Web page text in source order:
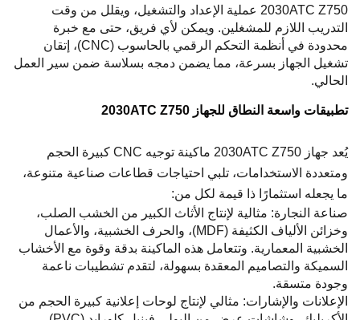
2030ATC Z750 عملية الإعداد والتشغيل، ويقلل من وقت
التدريب اللازم للمشغلين. ويمكن لأي فريق، حتى مع خبرة
محدودة في أنظمة التحكم الرقمي بالحاسوب (CNC)، إتقان
تشغيل الجهاز بسرعة، مما يضمن دمجه بسلاسة ضمن سير العمل
الحالي.
تطبيقات واسعة النطاق للجهاز 2030ATC Z750
يُعد جهاز 2030ATC Z750 ماكينة توجيه CNC كبيرة الحجم
ومتعددة الاستخدامات، تلبي احتياجات قطاعات صناعية متنوعة،
ما يجعله استثمارًا ذا قيمة لكل من:
صناعة النجارة: مثالية لإنتاج الأثاث الكبير من الخشب الصلب،
وخزائن الألياف الكثيفة (MDF)، والحرف الخشبية، والأعمال
الخشبية المعمارية. وتتعامل هذه الماكينة بدقة وقوة مع الأخشاب
السميكة والتصاميم المعقدة بسهولة، لتقدم تشطيبات ناعمة
وجودة متسقة.
الإعلانات والإشارات: مثالي لإنتاج لوحات إعلانية كبيرة الحجم من